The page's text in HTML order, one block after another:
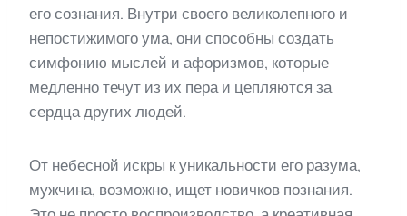
его сознания. Внутри своего великолепного и
непостижимого ума, они способны создать
симфонию мыслей и афоризмов, которые
медленно течут из их пера и цепляются за
сердца других людей.
От небесной искры к уникальности его разума,
мужчина, возможно, ищет новичков познания.